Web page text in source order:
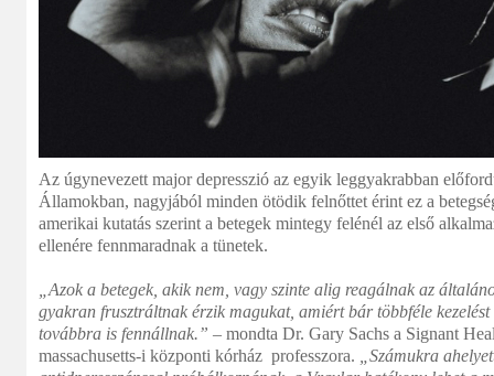
Az úgynevezett major depresszió az egyik leggyakrabban
Államokban, nagyjából minden ötödik felnőttet érint ez a
amerikai kutatás szerint a betegek mintegy felénél az első
ellenére fennmaradnak a tünetek.
„Azok a betegek, akik nem, vagy szinte alig reagálnak az
gyakran frusztráltnak érzik magukat, amiért bár többféle
továbbra is fennállnak.” – mondta Dr. Gary Sachs a Signant
massachusetts-i központi kórház professzora.
„Számukra